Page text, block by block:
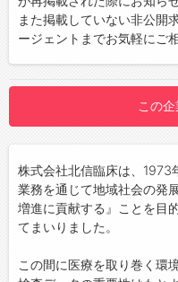
転職支援サービスについて
転職ノウハウ(応募書類の書
会社概要
お問い合わせ
また掲載していない非公開
ージェントまでお気軽にご
この
株式会社北信臨床は、1973
業務を通じて地域社会の発
増進に貢献する』ことを目
てまいりました。
この間に医療を取り巻く環